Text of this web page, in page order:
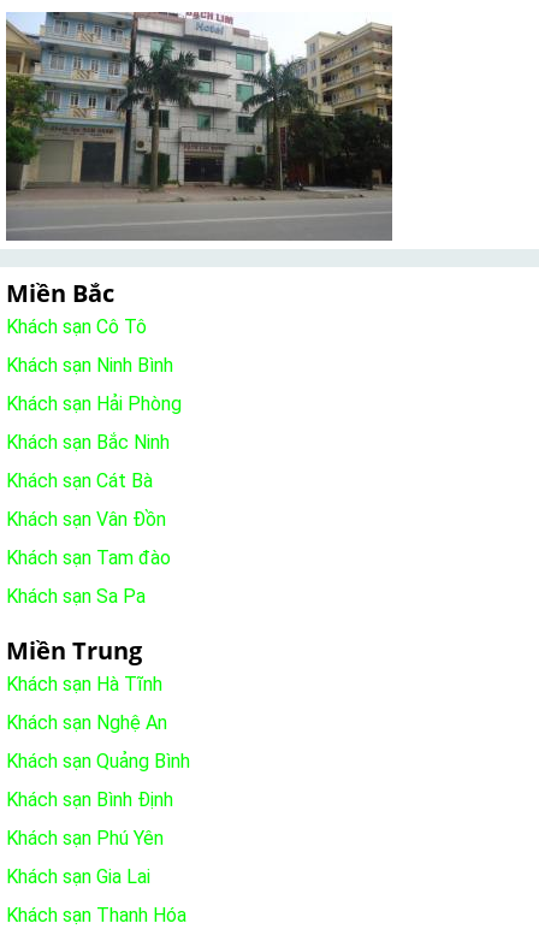
Miền Bắc
Khách sạn Cô Tô
Khách sạn Ninh Bình
Khách sạn Hải Phòng
Khách sạn Bắc Ninh
Khách sạn Cát Bà
Khách sạn Vân Đồn
Khách sạn Tam đào
Khách sạn Sa Pa
Miền Trung
Khách sạn Hà Tĩnh
Khách sạn Nghệ An
Khách sạn Quảng Bình
Khách sạn Bình Định
Khách sạn Phú Yên
Khách sạn Gia Lai
Khách sạn Thanh Hóa